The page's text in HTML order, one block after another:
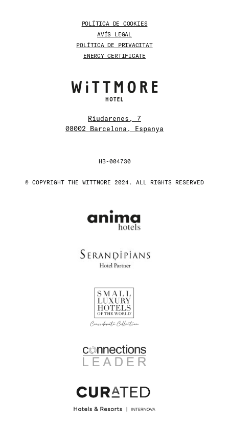
POLÍTICA DE COOKIES
AVÍS LEGAL
POLÍTICA DE PRIVACITAT
ENERGY CERTIFICATE
Riudarenes, 7
08002 Barcelona, Espanya
HB-004730
© COPYRIGHT THE WITTMORE 2024. ALL RIGHTS RESERVED